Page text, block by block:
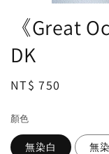
《Great
DK
Regular
NT$ 750
顏色
無染白 無